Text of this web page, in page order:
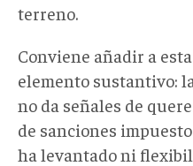
terreno.
Conviene añadir a
elemento sustantivo:
no da señales de
de sanciones
ha levantado ni